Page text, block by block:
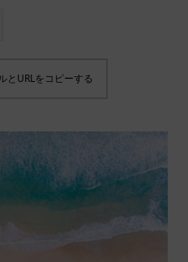
とURLをコピーする